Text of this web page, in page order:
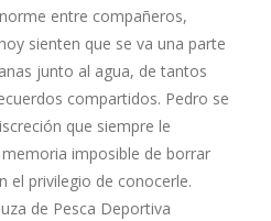
entre compañeros,
sienten que se va una parte
junto al agua, de tantos
compartidos. Pedro se
que siempre le
imposible de borrar
el privilegio de conocerle.
de Pesca Deportiva